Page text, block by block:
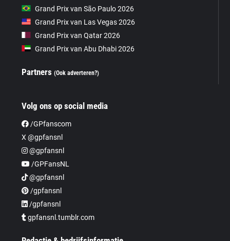
Grand Prix van São Paulo 2026
Grand Prix van Las Vegas 2026
Grand Prix van Qatar 2026
Grand Prix van Abu Dhabi 2026
Partners(Ook adverteren?)
Volg ons op social media
/GPfanscom
X @gpfansnl
@gpfansnl
/GPFansNL
@gpfansnl
/gpfansnl
/gpfansnl
gpfansnl.tumblr.com